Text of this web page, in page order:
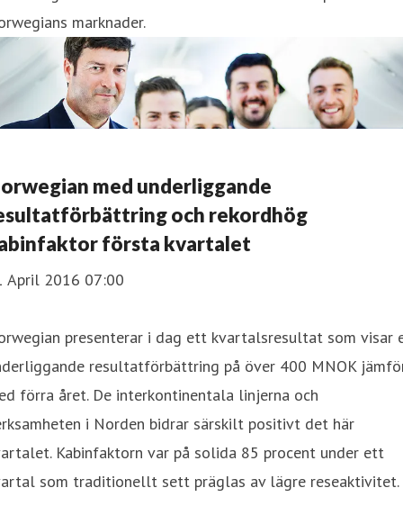
marknader.
med underliggande
och rekordhög
första kvartalet
April 2016 07:00
presenterar i dag ett kvartalsresultat som visar
resultatförbättring på över 400 MNOK
förra året. De interkontinentala linjerna och
i Norden bidrar särskilt positivt det här
Kabinfaktorn var på solida 85 procent under ett
som traditionellt sett präglas av lägre reseaktivitet.